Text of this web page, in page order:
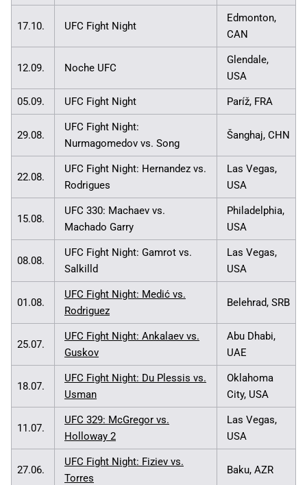
17.10. UFC Fight Night
Edmonton,
CAN
12.09. Noche UFC
Glendale,
USA
05.09. UFC Fight Night Paríž, FRA
29.08.
UFC Fight Night:
Nurmagomedov vs. Song
Šanghaj, CHN
22.08.
UFC Fight Night: Hernandez vs.
Rodrigues
Las Vegas,
USA
15.08.
UFC 330: Machaev vs.
Machado Garry
Philadelphia,
USA
08.08.
UFC Fight Night: Gamrot vs.
Salkilld
Las Vegas,
USA
01.08.
UFC Fight Night: Medić vs.
Rodriguez
Belehrad, SRB
25.07.
UFC Fight Night: Ankalaev vs.
Guskov
Abu Dhabi,
UAE
18.07.
UFC Fight Night: Du Plessis vs.
Usman
Oklahoma
City, USA
11.07.
UFC 329: McGregor vs.
Holloway 2
Las Vegas,
USA
27.06.
UFC Fight Night: Fiziev vs.
Torres
Baku, AZR